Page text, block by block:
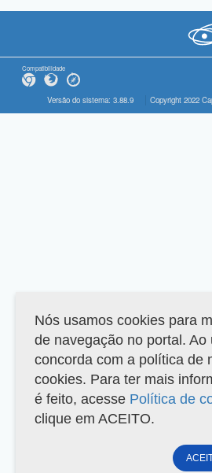
Compatibilidade
Versão do sistema: 3.88.9 Copyright 2022
Nós usamos cookies para
de navegação no portal. Ao
concorda com a política de
cookies. Para ter mais
é feito, acesse Política de
clique em ACEITO.